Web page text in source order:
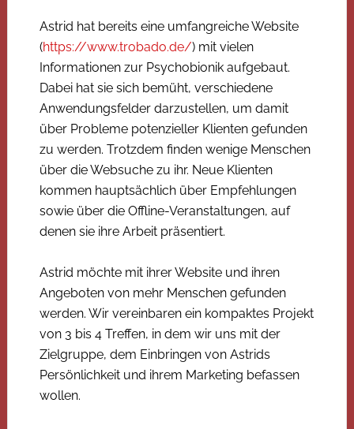
Astrid hat bereits eine umfangreiche Website
(https://www.trobado.de/) mit vielen
Informationen zur Psychobionik aufgebaut.
Dabei hat sie sich bemüht, verschiedene
Anwendungsfelder darzustellen, um damit
über Probleme potenzieller Klienten gefunden
zu werden. Trotzdem finden wenige Menschen
über die Websuche zu ihr. Neue Klienten
kommen hauptsächlich über Empfehlungen
sowie über die Offline-Veranstaltungen, auf
denen sie ihre Arbeit präsentiert.
Astrid möchte mit ihrer Website und ihren
Angeboten von mehr Menschen gefunden
werden. Wir vereinbaren ein kompaktes Projekt
von 3 bis 4 Treffen, in dem wir uns mit der
Zielgruppe, dem Einbringen von Astrids
Persönlichkeit und ihrem Marketing befassen
wollen.